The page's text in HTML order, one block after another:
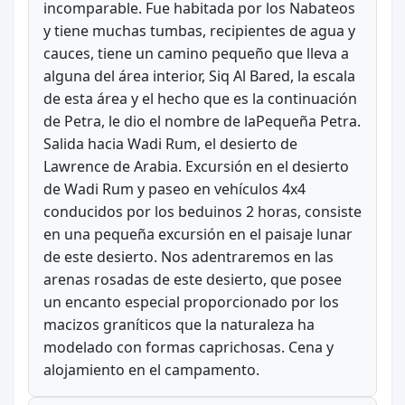
incomparable. Fue habitada por los Nabateos
y tiene muchas tumbas, recipientes de agua y
cauces, tiene un camino pequeño que lleva a
alguna del área interior, Siq Al Bared, la escala
de esta área y el hecho que es la continuación
de Petra, le dio el nombre de laPequeña Petra.
Salida hacia Wadi Rum, el desierto de
Lawrence de Arabia. Excursión en el desierto
de Wadi Rum y paseo en vehículos 4x4
conducidos por los beduinos 2 horas, consiste
en una pequeña excursión en el paisaje lunar
de este desierto. Nos adentraremos en las
arenas rosadas de este desierto, que posee
un encanto especial proporcionado por los
macizos graníticos que la naturaleza ha
modelado con formas caprichosas. Cena y
alojamiento en el campamento.